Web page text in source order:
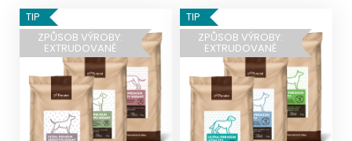
V
ý
p
TIP
ZPŮSOB VÝROBY:
EXTRUDOVANÉ
TIP
ZPŮSOB VÝROBY:
EXTRUDOVANÉ